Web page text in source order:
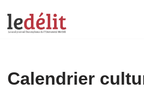
Aller
Calendrier